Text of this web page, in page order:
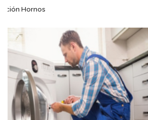
Reparación Frigoríficos